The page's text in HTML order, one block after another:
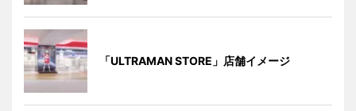
「ULTRAMAN STORE」店舗イメージ